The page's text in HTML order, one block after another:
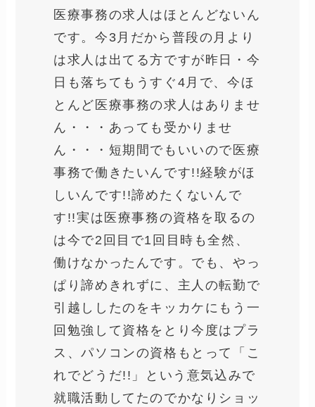
医療事務の求人はほとんどないん
です。今3月だから普段の月より
は求人は出てる方ですが昨日・今
日も落ちてもうすぐ4月で、今ほ
とんど医療事務の求人はありませ
ん・・・あっても受かりませ
ん・・・短期間でもいいので医療
事務で働きたいんです!!経験がほ
しいんです!!諦めたくないんで
す!!実は医療事務の資格を取るの
は今で2回目で1回目時も全然、
働けなかったんです。でも、やっ
ぱり諦めきれずに、主人の転勤で
引越ししたのをキッカケにもう一
回勉強して資格をとり今度はプラ
ス、パソコンの資格もとって「こ
れでどうだ!!」という意気込みで
就職活動してたのでかなりショッ